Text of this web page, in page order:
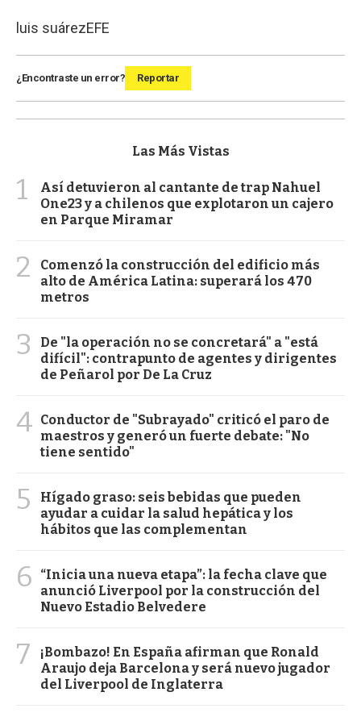
luis suárezEFE
¿Encontraste un error? Reportar
Las Más Vistas
1
Así detuvieron al cantante de trap Nahuel
One23 y a chilenos que explotaron un cajero
en Parque Miramar
2
Comenzó la construcción del edificio más
alto de América Latina: superará los 470
metros
3
De "la operación no se concretará" a "está
difícil": contrapunto de agentes y dirigentes
de Peñarol por De La Cruz
4 Conductor de "Subrayado" criticó el paro de
maestros y generó un fuerte debate: "No
tiene sentido"
5
Hígado graso: seis bebidas que pueden
ayudar a cuidar la salud hepática y los
hábitos que las complementan
6
“Inicia una nueva etapa”: la fecha clave que
anunció Liverpool por la construcción del
Nuevo Estadio Belvedere
7
¡Bombazo! En España afirman que Ronald
Araujo deja Barcelona y será nuevo jugador
del Liverpool de Inglaterra